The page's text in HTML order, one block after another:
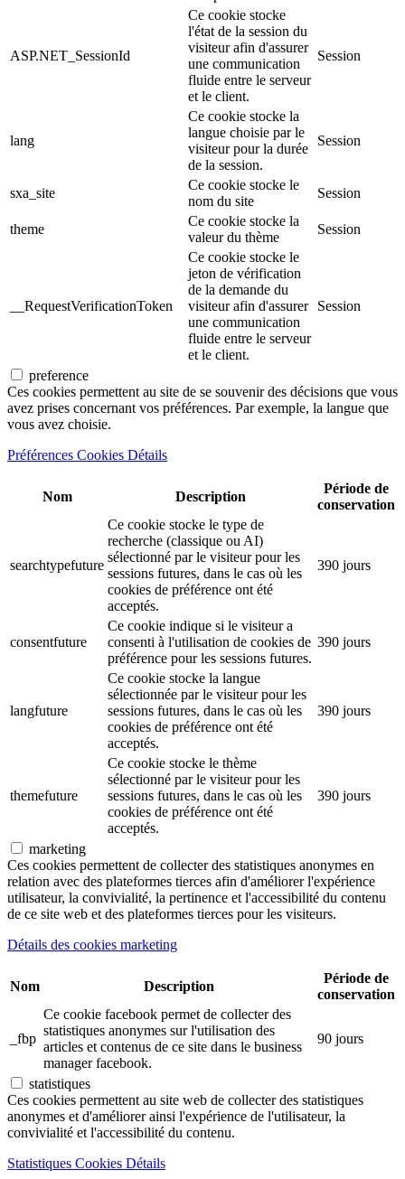
ASP.NET_SessionId
Ce cookie stocke
l'état de la session du
visiteur afin d'assurer
une communication
fluide entre le serveur
et le client.
Session
lang
Ce cookie stocke la
langue choisie par le
visiteur pour la durée
de la session.
Session
sxa_site
Ce cookie stocke le
nom du site
Session
theme
Ce cookie stocke la
valeur du thème
Session
__RequestVerificationToken
Ce cookie stocke le
jeton de vérification
de la demande du
visiteur afin d'assurer
une communication
fluide entre le serveur
et le client.
Session
preference
Ces cookies permettent au site de se souvenir des décisions que vous
avez prises concernant vos préférences. Par exemple, la langue que
vous avez choisie.
Préférences Cookies Détails
Nom Description
Période de
conservation
searchtypefuture
Ce cookie stocke le type de
recherche (classique ou AI)
sélectionné par le visiteur pour les
sessions futures, dans le cas où les
cookies de préférence ont été
acceptés.
390 jours
consentfuture
Ce cookie indique si le visiteur a
consenti à l'utilisation de cookies de
préférence pour les sessions futures.
390 jours
langfuture
Ce cookie stocke la langue
sélectionnée par le visiteur pour les
sessions futures, dans le cas où les
cookies de préférence ont été
acceptés.
390 jours
themefuture
Ce cookie stocke le thème
sélectionné par le visiteur pour les
sessions futures, dans le cas où les
cookies de préférence ont été
acceptés.
390 jours
marketing
Ces cookies permettent de collecter des statistiques anonymes en
relation avec des plateformes tierces afin d'améliorer l'expérience
utilisateur, la convivialité, la pertinence et l'accessibilité du contenu
de ce site web et des plateformes tierces pour les visiteurs.
Détails des cookies marketing
Nom Description
Période de
conservation
_fbp
Ce cookie facebook permet de collecter des
statistiques anonymes sur l'utilisation des
articles et contenus de ce site dans le business
manager facebook.
90 jours
statistiques
Ces cookies permettent au site web de collecter des statistiques
anonymes et d'améliorer ainsi l'expérience de l'utilisateur, la
convivialité et l'accessibilité du contenu.
Statistiques Cookies Détails